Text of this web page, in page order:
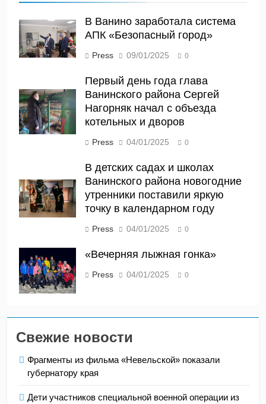
В Ванино заработала система
АПК «Безопасный город»
Press 09/01/2025 0
Первый день года глава
Ванинского района Сергей
Нагорняк начал с объезда
котельных и дворов
Press 04/01/2025 0
В детских садах и школах
Ванинского района новогодние
утренники поставили яркую
точку в календарном году
Press 04/01/2025 0
«Вечерняя лыжная гонка»
Press 04/01/2025 0
Свежие новости
Фрагменты из фильма «Невельской» показали
губернатору края
Дети участников специальной военной операции из